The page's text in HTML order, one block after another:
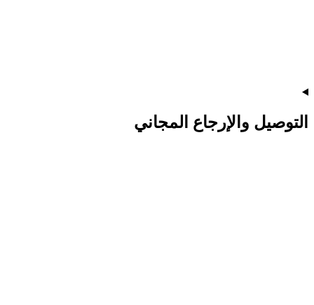
التوصيل والإرجاع المجاني